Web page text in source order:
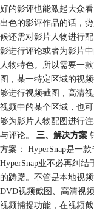
好的影评也能激起大众
出色的影评作品的话，
候还需对影片人物进行
影进行评论或者为影片
人物特色。所以需要一
图，某一特定区域的视
够进行视频截图，高清
视频中的某个区域，也
够为影片人物配图进行
与评论。 三、解决方案
方案： HyperSnap是一款
HyperSnap业不必再纠
的踌躇。不管是本地视
DVD视频截图、高清视
视频捕捉功能，在视频